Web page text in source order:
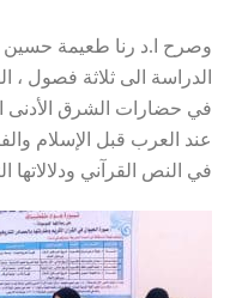
وصرح ا.د رنا طعيمة
الدراسة الى ثلاثة فصول ،
في حضارات الشرق الأدنى
عند العرب قبل الإسلام
في النص القرآني ودلالاتها